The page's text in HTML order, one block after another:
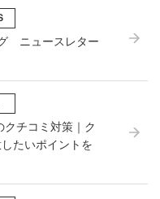
ニュースレター
チコミ対策｜ク
たいポイントを